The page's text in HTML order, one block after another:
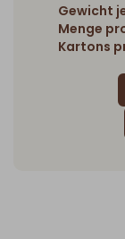
Gewicht
Menge
Kartons